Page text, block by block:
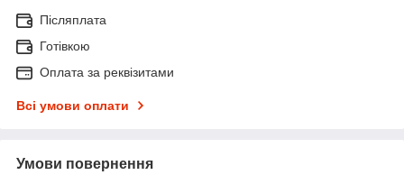
Післяплата
Готівкою
Оплата за реквізитами
Всі умови оплати
Умови повернення